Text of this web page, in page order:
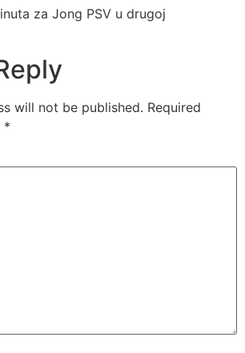
za Jong PSV u drugoj
will not be published. Required
*